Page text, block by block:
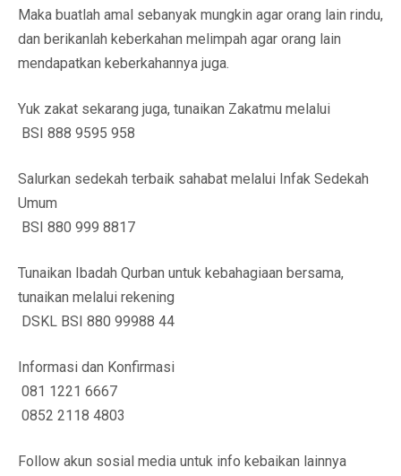
Maka buatlah amal sebanyak mungkin agar orang lain rindu,
dan berikanlah keberkahan melimpah agar orang lain
mendapatkan keberkahannya juga.
Yuk zakat sekarang juga, tunaikan Zakatmu melalui
BSI 888 9595 958
Salurkan sedekah terbaik sahabat melalui Infak Sedekah
Umum
BSI 880 999 8817
Tunaikan Ibadah Qurban untuk kebahagiaan bersama,
tunaikan melalui rekening
DSKL BSI 880 99988 44
Informasi dan Konfirmasi
081 1221 6667
0852 2118 4803
Follow akun sosial media untuk info kebaikan lainnya